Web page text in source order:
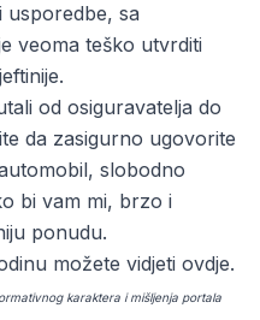
usporedbe, sa
veoma teško utvrditi
od osiguravatelja do
da zasigurno ugovorite
slobodno
bi vam mi, brzo i
ponudu.
možete vidjeti ovdje.
karaktera i mišljenja portala